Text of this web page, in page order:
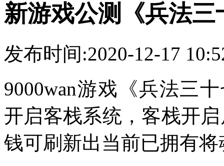
新游戏公测《兵法
发布时间:2020-12-17
9000wan游戏《兵法三
开启客栈系统，客栈开
钱可刷新出当前已拥有